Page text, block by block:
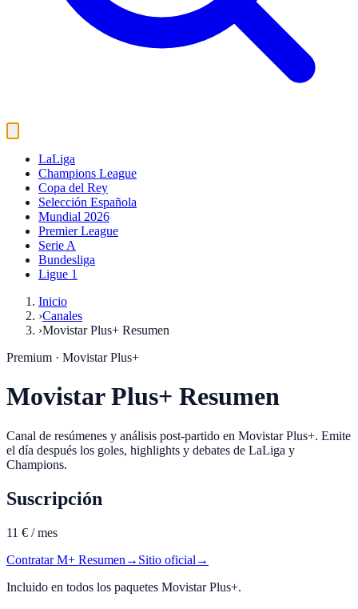
LaLiga
Champions League
Copa del Rey
Selección Española
Mundial 2026
Premier League
Serie A
Bundesliga
Ligue 1
Inicio
›Canales
›Movistar Plus+ Resumen
Premium · Movistar Plus+
Movistar Plus+ Resumen
Canal de resúmenes y análisis post-partido en Movistar Plus+. Emite
el día después los goles, highlights y debates de LaLiga y
Champions.
Suscripción
11 € / mes
ContratarM+ Resumen → Sitio oficial →
Incluido en todos los paquetes Movistar Plus+.